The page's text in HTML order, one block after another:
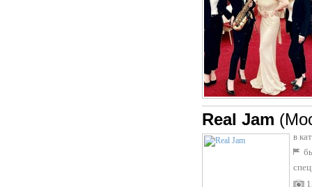
Real Jam
в